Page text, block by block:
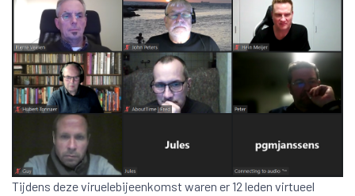
Tijdens deze viruelebijeenkomst waren er 12 leden virtueel